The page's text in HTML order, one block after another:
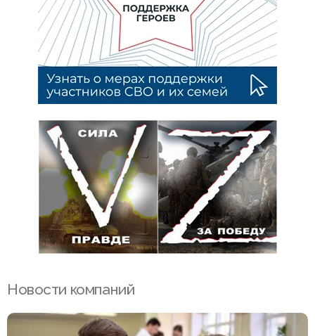
Новости компаний